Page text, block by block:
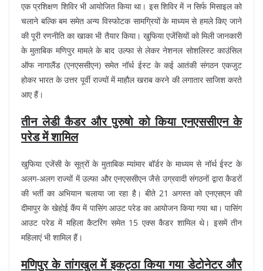
एक प्रशिक्षण शिविर भी आयोजित किया था। इस शिविर में न सिर्फ मिसाइल को
चलाने बल्कि बम समेत अन्य विस्फोटक सामग्रियों के माध्यम से हमले किए जाने
की पूरी रणनीति का खाका भी तैयार किया। खुफिया एजेंसियों को मिली जानकारी
के मुताबिक मणिपुर मामले के बाद उल्फा से लेकर नेशनल सोशलिस्ट काउंसिल
ऑफ नागालैंड (एनएससीएन) समेत नॉर्थ ईस्ट के कई आतंकी संगठन एकजुट
होकर भारत के उत्तर पूर्वी राज्यों में माहौल खराब करने की लगातार साजिश करते
आए हैं।
तीन लेडी कैडर और पुरुषो को किया एनएससीएन के
परेड में शामिल
खुफिया एजेंसी के सूत्रों के मुताबिक म्यांमार बॉर्डर के माध्यम से नॉर्थ ईस्ट के
अलग-अलग राज्यों में उल्फा और एनएससीएन जैसे उग्रवादी संगठनों द्वारा कैडरों
की भर्ती का अभियान चलाया जा रहा है। बीते 21 अगस्त को एनएसएन की
दीमापुर के खेहोई कैंप में पासिंग आउट परेड का आयोजन किया गया था। पासिंग
आउट परेड में महिला कैटरिंग समेत 15 एक्स कैडर शामिल थे। इसमें तीन
महिलाएं भी शामिल हैं।
मणिपुर के तांगखुल में इकट्ठा किया गया डेटोनेटर और